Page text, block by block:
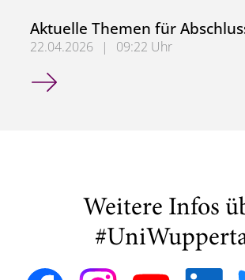
Aktuelle Themen für
22.04.2026 |
09:22 Uhr
Aktuelle Themen für Abschlussarbeiten
Weitere Infos